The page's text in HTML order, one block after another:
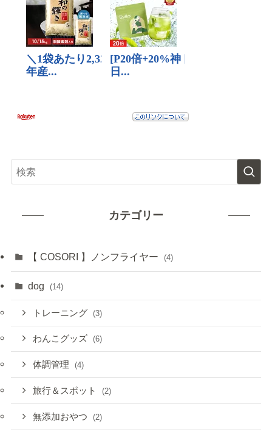
カテゴリー
【 COSORI 】ノンフライヤー (4)
dog (14)
トレーニング (3)
わんこグッズ (6)
体調管理 (4)
旅行＆スポット (2)
無添加おやつ (2)